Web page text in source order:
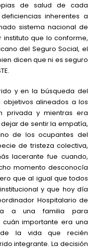
de salud de cada
inherentes a
sistema nacional de
instituto que lo conforme,
del Seguro Social, el
dicen que ni es seguro
y en la búsqueda del
alineados a los
privada y mientras era
de sentir la empatía,
de los ocupantes del
de tristeza colectiva,
lacerante fue cuando,
momento desconocía
que al igual que todos
y que hoy día
Hospitalario de
a una familia para
importante era una
de la vida que recién
integrante. La decisión